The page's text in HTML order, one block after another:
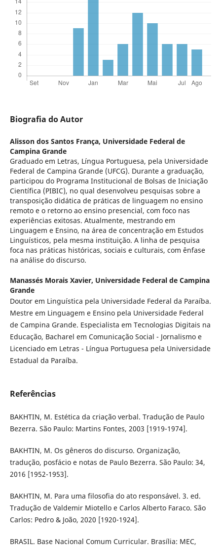
Biografia do Autor
Alisson dos Santos França, Universidade Federal de
Campina Grande
Graduado em Letras, Língua Portuguesa, pela Universidade
Federal de Campina Grande (UFCG). Durante a graduação,
participou do Programa Institucional de Bolsas de Iniciação
Científica (PIBIC), no qual desenvolveu pesquisas sobre a
transposição didática de práticas de linguagem no ensino
remoto e o retorno ao ensino presencial, com foco nas
experiências exitosas. Atualmente, mestrando em
Linguagem e Ensino, na área de concentração em Estudos
Linguísticos, pela mesma instituição. A linha de pesquisa
foca nas práticas históricas, sociais e culturais, com ênfase
na análise do discurso.
Manassés Morais Xavier, Universidade Federal de Campina
Grande
Doutor em Linguística pela Universidade Federal da Paraíba.
Mestre em Linguagem e Ensino pela Universidade Federal
de Campina Grande. Especialista em Tecnologias Digitais na
Educação, Bacharel em Comunicação Social - Jornalismo e
Licenciado em Letras - Língua Portuguesa pela Universidade
Estadual da Paraíba.
Referências
BAKHTIN, M. Estética da criação verbal. Tradução de Paulo
Bezerra. São Paulo: Martins Fontes, 2003 [1919-1974].
BAKHTIN, M. Os gêneros do discurso. Organização,
tradução, posfácio e notas de Paulo Bezerra. São Paulo: 34,
2016 [1952-1953].
BAKHTIN, M. Para uma filosofia do ato responsável. 3. ed.
Tradução de Valdemir Miotello e Carlos Alberto Faraco. São
Carlos: Pedro & João, 2020 [1920-1924].
BRASIL. Base Nacional Comum Curricular. Brasília: MEC,